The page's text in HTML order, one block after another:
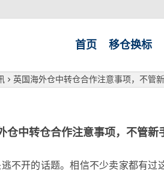
首页 移仓换标
英国海外仓中转仓合作注意事项，不管
仓中转仓合作注意事项，不管新
不开的话题。相信不少卖家都有过